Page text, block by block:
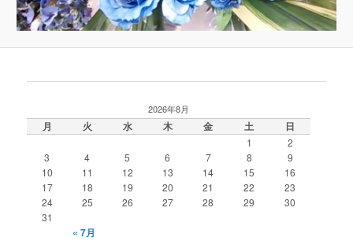
2026年8月
月 火 水 木 金 土 日
1
2
3
4 5 6 7 8
9
10
11 12 13 14 15
16
17
18 19 20 21 22
23
24
25 26 27 28 29
30
31
« 7月